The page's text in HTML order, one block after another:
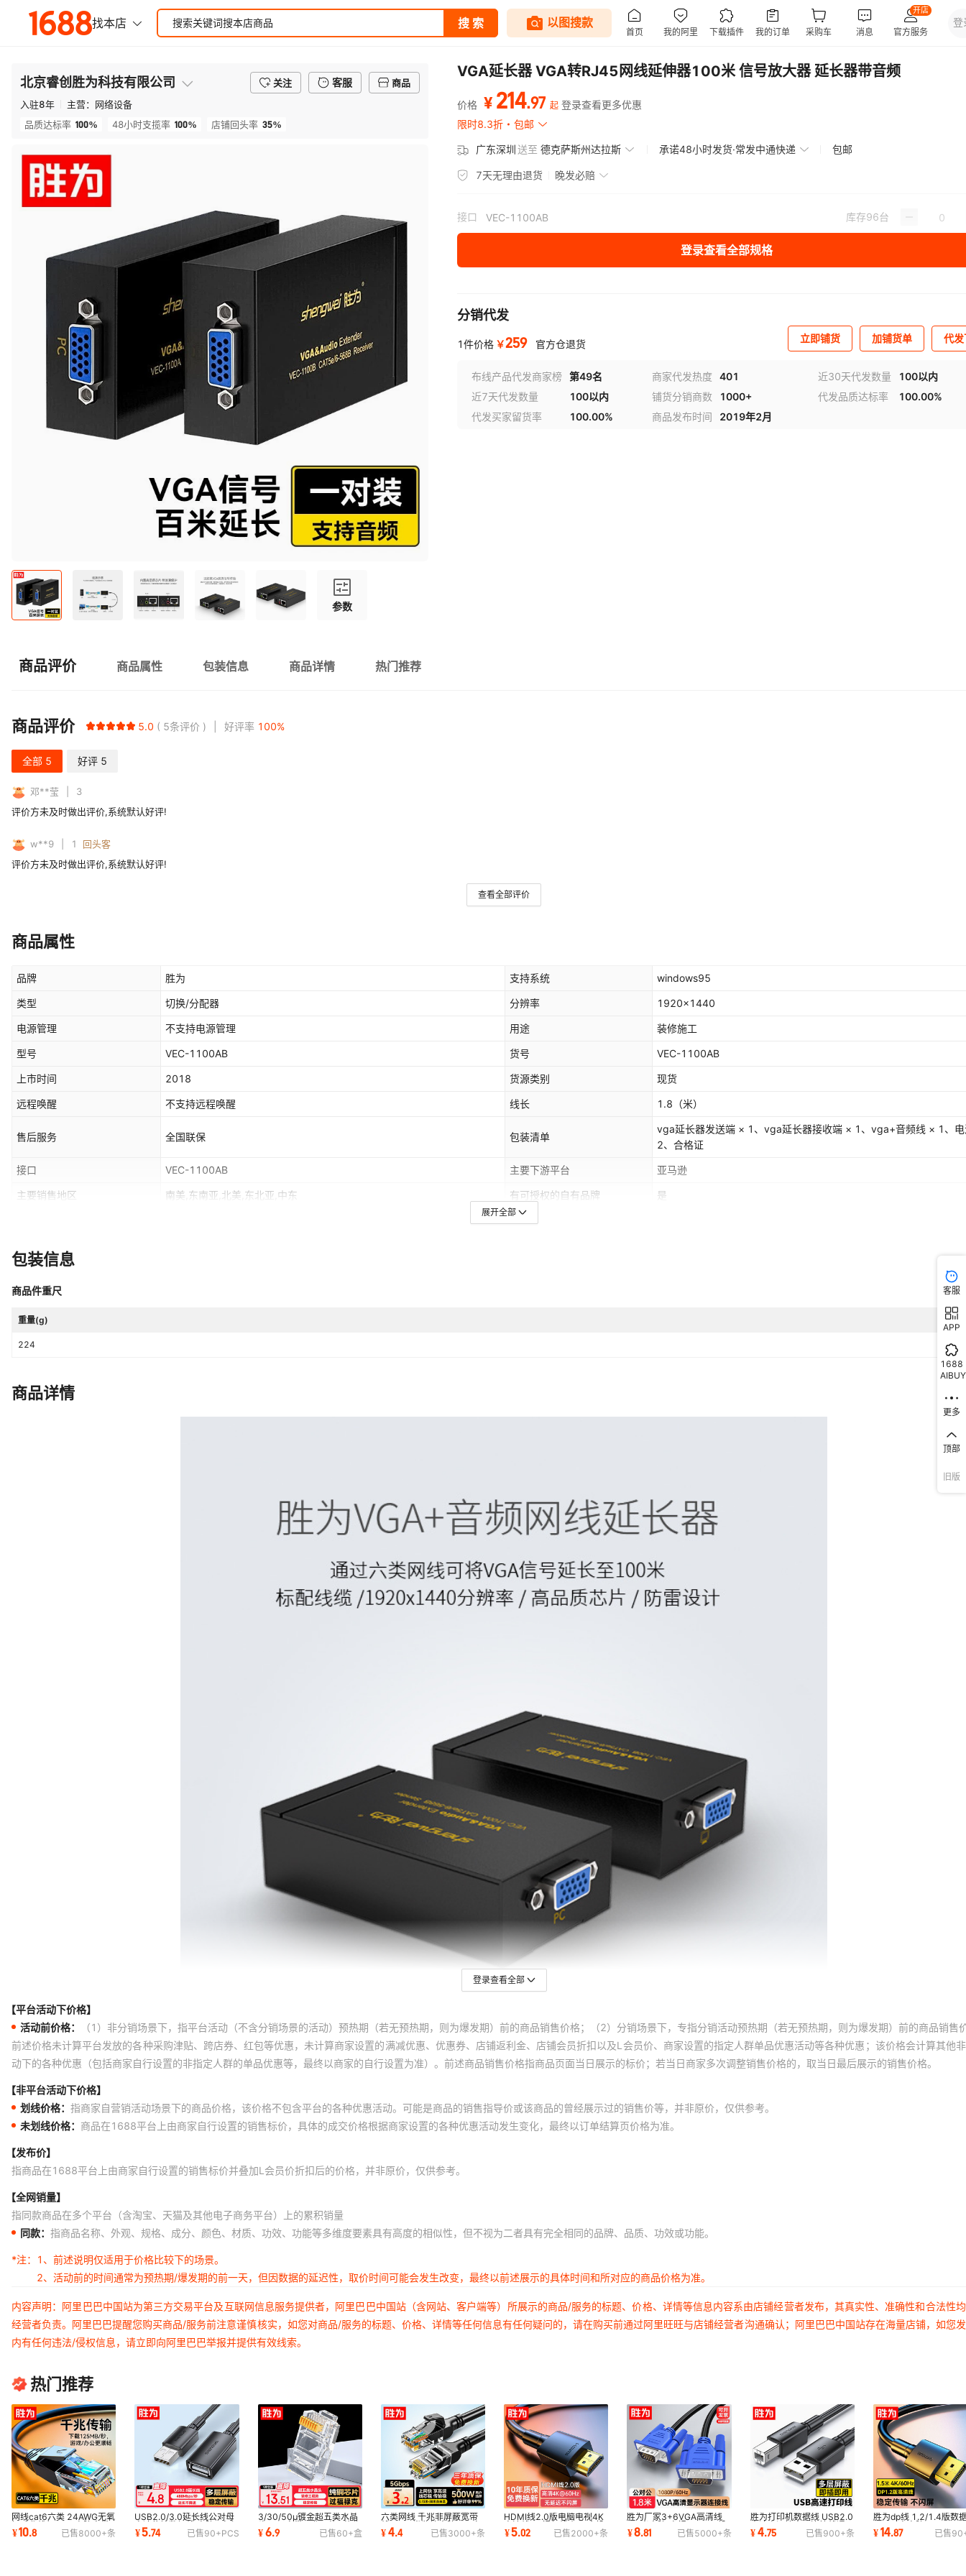
北京睿创胜为科技有限公司 关注 客服
商品
入驻8年 主营： 网络设备
品质达标率 100% 48小时支揽率 100% 店铺回头率 35%
参数
VGA延长器 VGA转RJ45网线延伸器100米 信号放大器 延长器带音频
价格 ¥ 214.97 起 登录查看更多优惠
限时8.3折
包邮
广东深圳送至 德克萨斯州达拉斯 承诺48小时发货·常发中通快递 包邮
7天无理由退货 晚发必赔
接口 VEC-1100AB 库存96台
登录查看全部规格
分销代发
1件价格 ￥259 官方仓退货 立即铺货 加铺货单 代
布线产品代发商家榜 第49名 商家代发热度 401 近30天代发数量
100以内
近7天代发数量
100以内 铺货分销商数 1000+ 代发品质达标率
100.00%
代发买家留货率
100.00% 商品发布时间 2019年2月
商品评价 商品属性 包装信息 商品详情 热门推荐
商品评价 5.0 5条评价 好评率 100%
全部 5 好评 5
邓**莹
3
评价方未及时做出评价,系统默认好评!
w**9 1
回头客
评价方未及时做出评价,系统默认好评!
查看全部评价
商品属性
品牌 胜为 支持系统 windows95
类型 切换/分配器 分辨率 1920x1440
电源管理 不支持电源管理 用途 装修施工
型号 VEC-1100AB 货号 VEC-1100AB
上市时间 2018 货源类别 现货
远程唤醒 不支持远程唤醒 线长 1.8 （米）
售后服务 全国联保 包装清单
vga延长器发送端 × 1、vga延长器接收端 × 1、vga+音频线 × 1、
2、合格证
接口 VEC-1100AB 主要下游平台 亚马逊
主要销售地区 南美,东南亚,北美,东北亚,中东 有可授权的自有品牌 是
展开全部
包装信息
商品件重尺
重量(g)
224
商品详情
登录查看全部
【平台活动下价格】
活动前价格：
（1）非分销场景下，指平台活动（不含分销场景的活动）预热期（若无预热期，则为爆发期）前的商品销售价格；（2）分销场景下，专指分销活动预热期（若无预热期，则为爆发期）前的商品销售
前述价格未计算平台发放的各种采购津贴、跨店券、红包等优惠，未计算商家设置的满减优惠、优惠券、店铺返利金、店铺会员折扣以及L会员价、商家设置的指定人群单品优惠活动等各种优惠；该价格会计算其他
动下的各种优惠（包括商家自行设置的非指定人群的单品优惠等，最终以商家的自行设置为准）。前述商品销售价格指商品页面当日展示的标价；若当日商家多次调整销售价格的，取当日最后展示的销售价格。
【非平台活动下价格】
划线价格： 指商家自营销活动场景下的商品价格，该价格不包含平台的各种优惠活动。可能是商品的销售指导价或该商品的曾经展示过的销售价等，并非原价，仅供参考。
未划线价格： 商品在1688平台上由商家自行设置的销售标价，具体的成交价格根据商家设置的各种优惠活动发生变化，最终以订单结算页价格为准。
【发布价】
指商品在1688平台上由商家自行设置的销售标价并叠加L会员价折扣后的价格，并非原价，仅供参考。
【全网销量】
指同款商品在多个平台（含淘宝、天猫及其他电子商务平台）上的累积销量
同款： 指商品名称、外观、规格、成分、颜色、材质、功效、功能等多维度要素具有高度的相似性，但不视为二者具有完全相同的品牌、品质、功效或功能。
*注：
1、前述说明仅适用于价格比较下的场景。
2、活动前的时间通常为预热期/爆发期的前一天，但因数据的延迟性，取价时间可能会发生改变，最终以前述展示的具体时间和所对应的商品价格为准。
内容声明：阿里巴巴中国站为第三方交易平台及互联网信息服务提供者，阿里巴巴中国站（含网站、客户端等）所展示的商品/服务的标题、价格、详情等信息内容系由店铺经营者发布，其真实性、准确性和合法性
经营者负责。阿里巴巴提醒您购买商品/服务前注意谨慎核实，如您对商品/服务的标题、价格、详情等任何信息有任何疑问的，请在购买前通过阿里旺旺与店铺经营者沟通确认；阿里巴巴中国站存在海量店铺，如您
内有任何违法/侵权信息，请立即向阿里巴巴举报并提供有效线索。
热门推荐
网线cat6六类 24AWG无氧
铜千兆线径6mm电脑宽带
成品网络非屏蔽线
¥10.8 已售8000+条
USB2.0/3.0延长线公对母
高速传输数据线 电脑U盘鼠
标键盘延长线
¥5.74 已售90+PCS
3/30/50μ镀金超五类水晶
头 rj45宽带百兆网络8芯非
屏蔽网线接头
¥6.9 已售60+盒
六类网线 千兆非屏蔽宽带
线CAT6类监控电脑rj45家
用成品网络跳线
¥4.4 已售3000+条
HDMI线2.0版电脑电视4K
高清线3D视频线 机顶盒投
影仪显示器连接线
¥5.02 已售2000+条
胜为厂家3+6VGA高清线
1.8米电脑/电视/显示器/投
影仪视频连接线
¥8.81 已售5000+条
胜为打印机数据线 USB2.0
高速电源接方口连接线通用
打印机打印线
¥4.75 已售900+条
胜为dp线 1.2/1.4版数
4K/8k高电脑显示器
高刷笔记本加长线
¥14.87 已售
客服
APP
1688
AIBUY
更多
顶部
旧版